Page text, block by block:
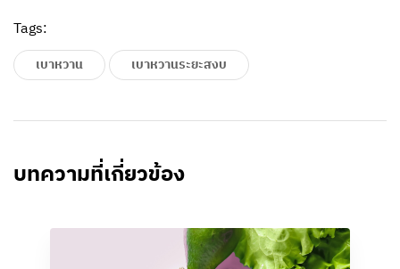
Tags:
เบาหวาน เบาหวานระยะสงบ
บทความที่เกี่ยวข้อง